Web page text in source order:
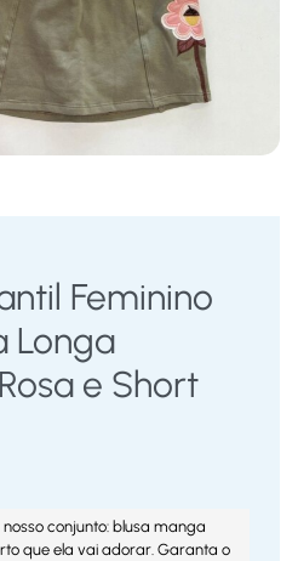
Feminino
Longa
e Short
conjunto: blusa manga
que ela vai adorar. Garanta o